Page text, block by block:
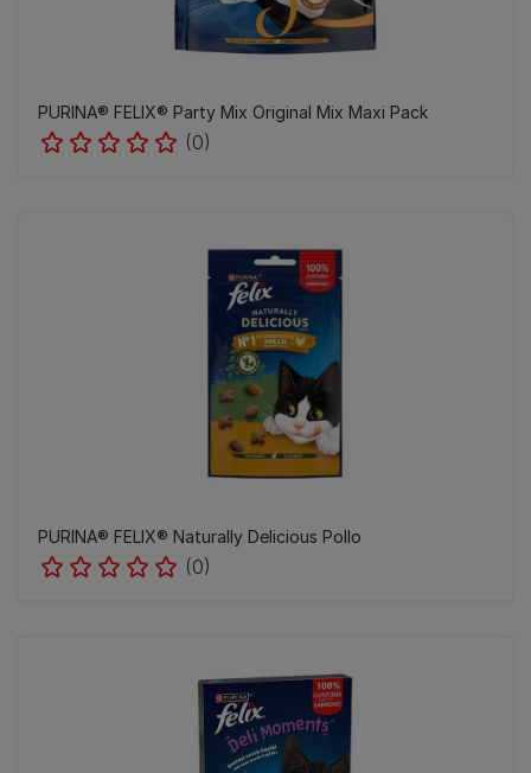
PURINA® FELIX® Party Mix Original Mix Maxi Pack
(0)
PURINA® FELIX® Naturally Delicious Pollo
(0)